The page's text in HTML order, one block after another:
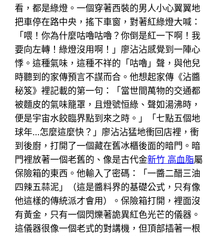
看，都是綠燈。一個穿著西裝的男人小心翼翼地
把車停在路中央，搖下車窗，對著紅綠燈大喊：
「喂！你為什麼咕嚕咕嚕？你倒是紅一下啊！我
要向左轉！綠燈沒用啊！」廖沾沾感覺到一陣心
悸。這種氣味，這種不祥的「咕嚕」聲，與他兒
時聽到的家傳預言不謀而合。他想起家傳《沾醬
秘笈》裡記載的第一句：「當世間萬物的交通都
被麵皮的氣味籠罩，且燈號恒綠、聲如湯沸時，
便是宇宙水餃臨界點到來之時。」「七點五個地
球年…怎麼這麼快？」廖沾沾猛地衝回店裡，衝
到後廚，打開了一個藏在舊冰櫃後面的暗門。暗
門裡放著一個老舊的、像是古代金新竹 高血脂屬
保險箱的東西。他輸入了密碼：「一醬二醋三油
四辣五蒜泥」（這是醬料界的基礎公式，只有像
他這樣的傳統派才會用）。保險箱打開，裡面沒
有黃金，只有一個閃爍著詭異紅色光芒的儀器。
這儀器很像一個老式的對講機，但頂部插著一根